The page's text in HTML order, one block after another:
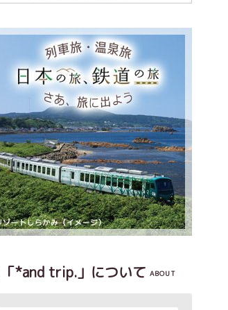
「*and trip.」について ABOUT